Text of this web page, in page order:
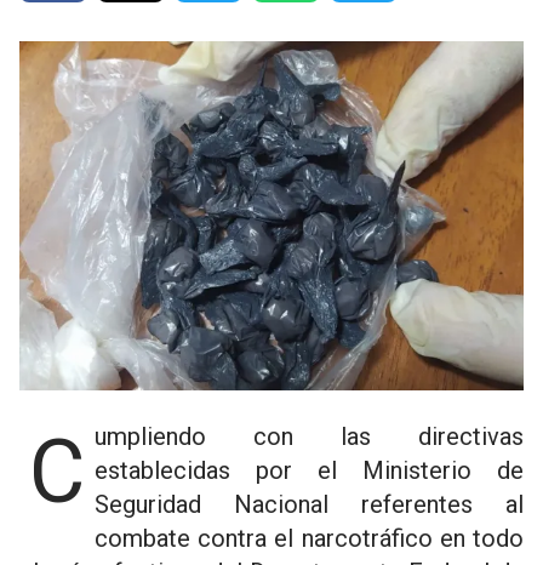
Cumpliendo con las directivas establecidas por el Ministerio de
Seguridad Nacional referentes al
combate contra el narcotráfico en todo